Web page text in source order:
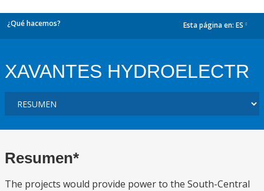
¿Qué hacemos? Esta página en: ES
XAVANTES HYDROELECTR
Resumen*
The projects would provide power to the South-Central